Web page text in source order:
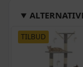
TILBUD